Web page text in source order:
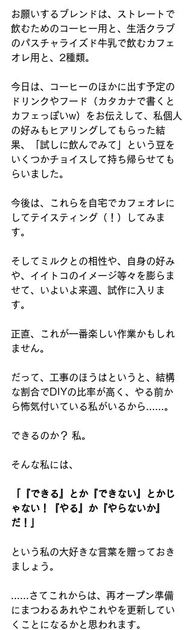
お願いするブレンドは、ストレートで
飲むためのコーヒー用と、生活クラブ
のパスチャライズド牛乳で飲むカフェ
オレ用と、2種類。
今日は、コーヒーのほかに出す予定の
ドリンクやフード（カタカナで書くと
カフェっぽいw）をお伝えして、私個人
の好みもヒアリングしてもらった結
果、「試しに飲んでみて」という豆を
いくつかチョイスして持ち帰らせても
らいました。
今後は、これらを自宅でカフェオレに
してテイスティング（！）してみま
す。
そしてミルクとの相性や、自身の好み
や、イイトコのイメージ等々を膨らま
せて、いよいよ来週、試作に入りま
す。
正直、これが一番楽しい作業かもしれ
ません。
だって、工事のほうはというと、結構
な割合でDIYの比率が高く、やる前か
ら怖気付いている私がいるから......。
できるのか？ 私。
そんな私には、
「『できる』とか『できない』とかじ
ゃない！『やる』か『やらないか』
だ！」
という私の大好きな言葉を贈っておき
ましょう。
......さてこれからは、再オープン準備
にまつわるあれやこれやを更新してい
くことになるかと思われます。